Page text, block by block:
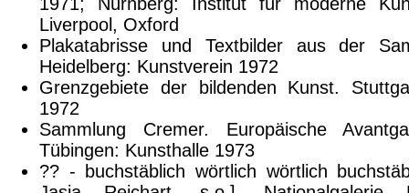
Liverpool, Oxford
Plakatabrisse und Textbilder aus der
Heidelberg: Kunstverein 1972
Grenzgebiete der bildenden Kunst.
1972
Sammlung Cremer. Europäische
Tübingen: Kunsthalle 1973
?? - buchstäblich wörtlich wörtlich